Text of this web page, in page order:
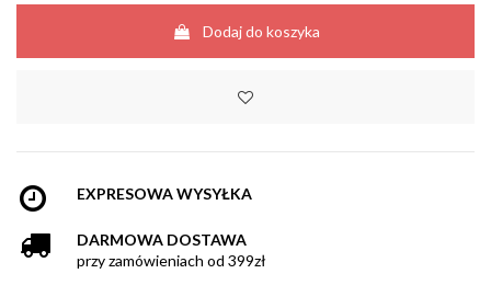
Dodaj do koszyka
EXPRESOWA WYSYŁKA
DARMOWA DOSTAWA
przy zamówieniach od 399zł